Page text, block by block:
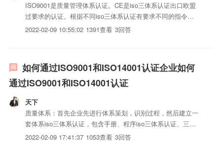
ISO9001是质量管理体系认证。CE是iso三体系认证出口欧盟
过要求的认证。根据不同iso三体系认证有要求不同的指令。
GS认证以德国iso三体系认证安全法(GPGS)为依据，按照欧
2022-02-09 10:55:02 1391查看 3回答
如何通过ISO9001和ISO14001认证企业如何
通过ISO9001和ISO14001认证
天下
质量体系：首先企业先进行体系策划，识别过程，然后建立一
套体系iso三体系认证，包含手册、程序iso三体系认证、三级
iso三体系认证，表单，体系iso三体系认证与实际运...
2022-02-09 17:41:37 1053查看 3回答